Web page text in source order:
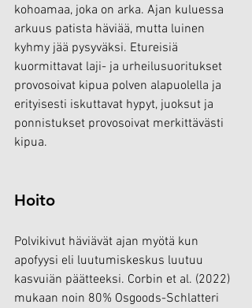
kohoamaa, joka on arka. Ajan kuluessa
arkuus patista häviää, mutta luinen
kyhmy jää pysyväksi. Etureisiä
kuormittavat laji- ja urheilusuoritukset
provosoivat kipua polven alapuolella ja
erityisesti iskuttavat hypyt, juoksut ja
ponnistukset provosoivat merkittävästi
kipua.
Hoito
Polvikivut häviävät ajan myötä kun
apofyysi eli luutumiskeskus luutuu
kasvuiän päätteeksi. Corbin et al. (2022)
mukaan noin 80% Osgoods-Schlatteri